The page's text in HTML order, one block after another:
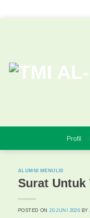
Profil
ALUMNI MENULIS
Surat Untuk
POSTED ON20 JUNI 2026 BY